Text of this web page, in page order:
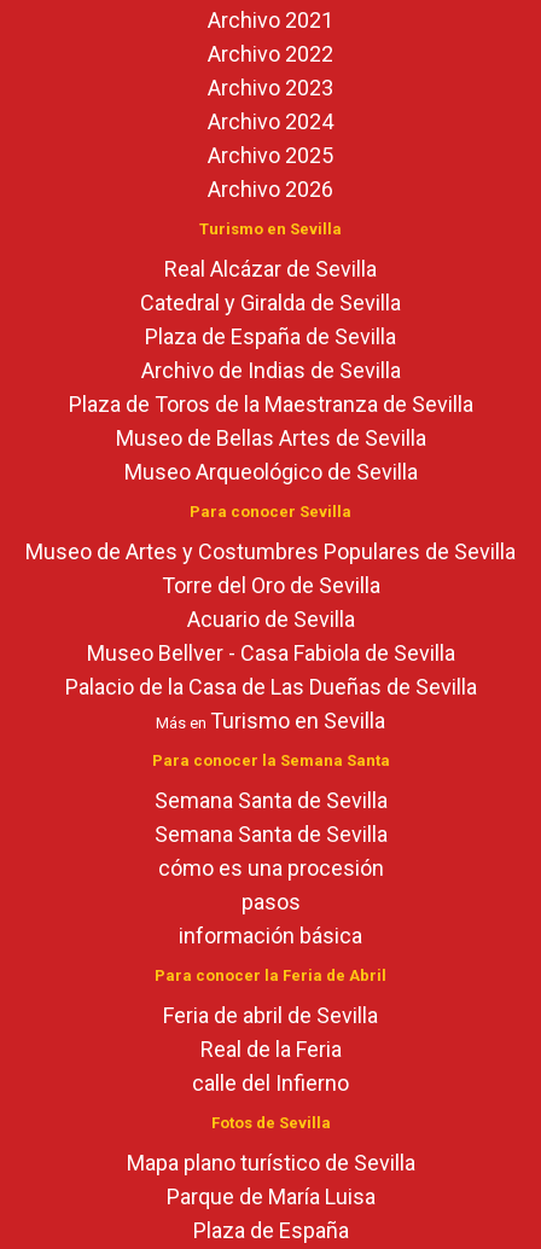
Archivo 2021
Archivo 2022
Archivo 2023
Archivo 2024
Archivo 2025
Archivo 2026
Turismo en Sevilla
Real Alcázar de Sevilla
Catedral y Giralda de Sevilla
Plaza de España de Sevilla
Archivo de Indias de Sevilla
Plaza de Toros de la Maestranza de Sevilla
Museo de Bellas Artes de Sevilla
Museo Arqueológico de Sevilla
Para conocer Sevilla
Museo de Artes y Costumbres Populares de Sevilla
Torre del Oro de Sevilla
Acuario de Sevilla
Museo Bellver - Casa Fabiola de Sevilla
Palacio de la Casa de Las Dueñas de Sevilla
Más en Turismo en Sevilla
Para conocer la Semana Santa
Semana Santa de Sevilla
Semana Santa de Sevilla
cómo es una procesión
pasos
información básica
Para conocer la Feria de Abril
Feria de abril de Sevilla
Real de la Feria
calle del Infierno
Fotos de Sevilla
Mapa plano turístico de Sevilla
Parque de María Luisa
Plaza de España